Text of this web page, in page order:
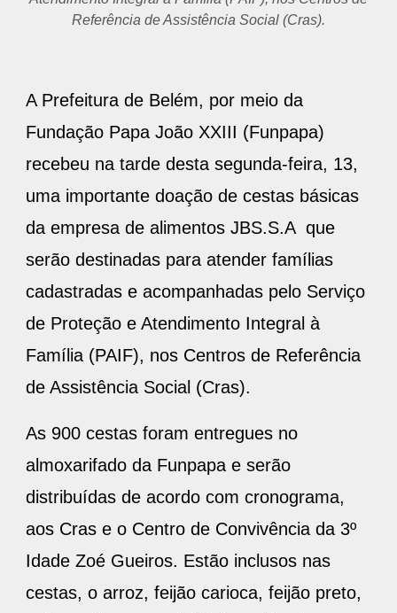
Referência de Assistência Social (Cras).
A Prefeitura de Belém, por meio da
Fundação Papa João XXIII (Funpapa)
recebeu na tarde desta segunda-feira, 13,
uma importante doação de cestas básicas
da empresa de alimentos JBS.S.A que
serão destinadas para atender famílias
cadastradas e acompanhadas pelo Serviço
de Proteção e Atendimento Integral à
Família (PAIF), nos Centros de Referência
de Assistência Social (Cras).
As 900 cestas foram entregues no
almoxarifado da Funpapa e serão
distribuídas de acordo com cronograma,
aos Cras e o Centro de Convivência da 3º
Idade Zoé Gueiros. Estão inclusos nas
cestas, o arroz, feijão carioca, feijão preto,